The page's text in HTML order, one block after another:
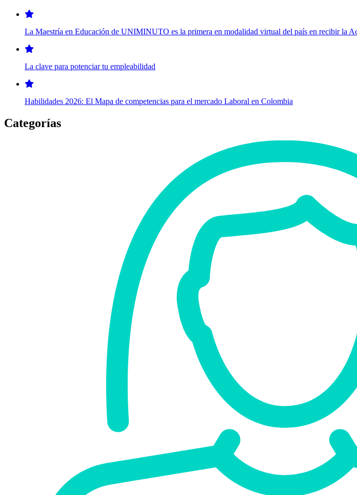
La Maestría en Educación de UNIMINUTO es la primera en modalidad virtual del país en recibir la
La clave para potenciar tu empleabilidad
Habilidades 2026: El Mapa de competencias para el mercado Laboral en Colombia
Categorías